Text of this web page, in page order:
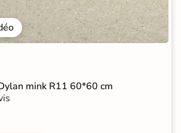
mink R11 60*60 cm